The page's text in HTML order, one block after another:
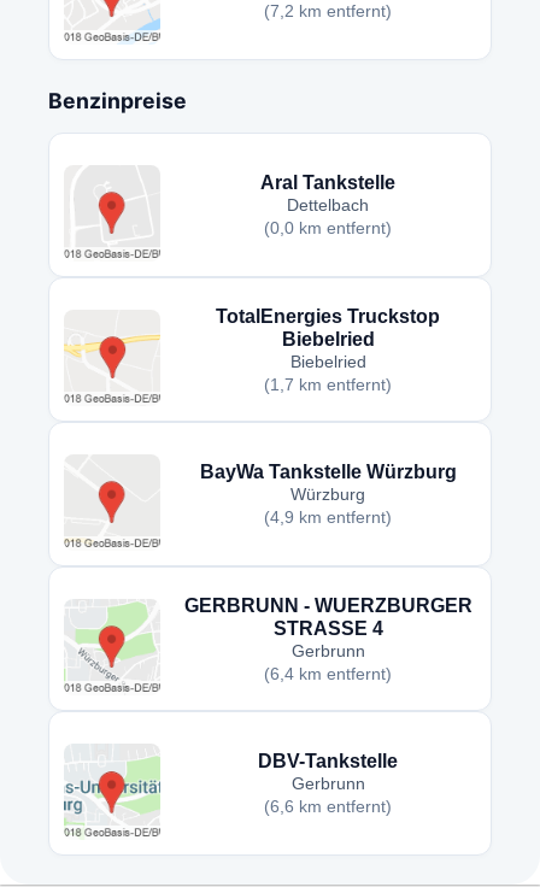
(7,2 km entfernt)
Benzinpreise
Aral Tankstelle
Dettelbach
(0,0 km entfernt)
TotalEnergies Truckstop
Biebelried
Biebelried
(1,7 km entfernt)
BayWa Tankstelle Würzburg
Würzburg
(4,9 km entfernt)
GERBRUNN - WUERZBURGER
STRASSE 4
Gerbrunn
(6,4 km entfernt)
DBV-Tankstelle
Gerbrunn
(6,6 km entfernt)